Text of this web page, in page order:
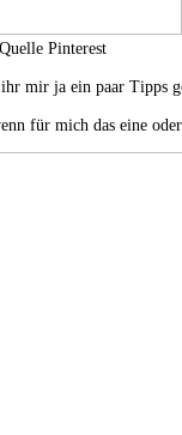
Quelle Pinterest
mir ja ein paar Tipps
für mich das eine